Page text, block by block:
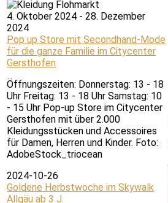
4. Oktober 2024 - 28. Dezember
2024
Pop up Store mit Secondhand-Mode
für die ganze Familie im Citycenter
Gersthofen
Öffnungszeiten: Donnerstag: 13 - 18
Uhr Freitag: 13 - 18 Uhr Samstag: 10
- 15 Uhr Pop-up Store im Citycenter
Gersthofen mit über 2.000
Kleidungsstücken und Accessoires
für Damen, Herren und Kinder. Foto:
AdobeStock_triocean
2024-10-26
Goldene Herbstwoche im Skywalk
Allgäu ab 3 J.